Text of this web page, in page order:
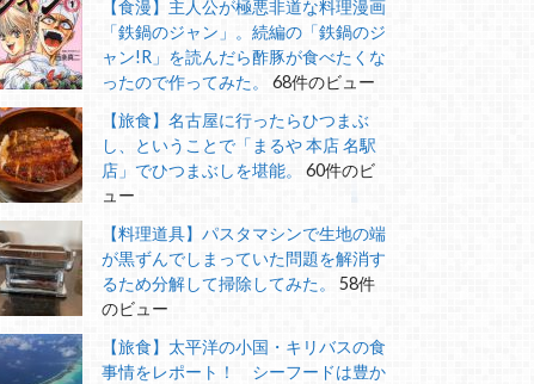
【食漫】主人公が極悪非道な料理漫画
「鉄鍋のジャン」。続編の「鉄鍋のジ
ャン!R」を読んだら酢豚が食べたくな
ったので作ってみた。
68件のビュー
【旅食】名古屋に行ったらひつまぶ
し、ということで「まるや 本店 名駅
店」でひつまぶしを堪能。
60件のビ
ュー
【料理道具】パスタマシンで生地の端
が黒ずんでしまっていた問題を解消す
るため分解して掃除してみた。
58件
のビュー
【旅食】太平洋の小国・キリバスの食
事情をレポート！ シーフードは豊か